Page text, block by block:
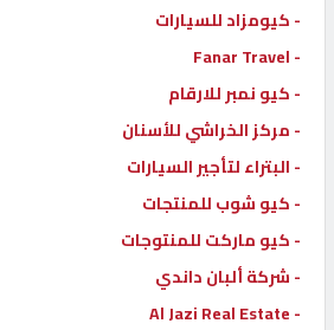
إعلانات
المنتدى
كيو
مزاد
- كيومزاد للسيارات
- Fanar Travel
- كيو نمبر للارقام
- مركز الخراشي للأسنان
- البتراء لتأجير السيارات
- كيو شوب للمنتجات
- كيو ماركت للمنتوجات
- شركة ألبان داندي
- Al Jazi Real Estate